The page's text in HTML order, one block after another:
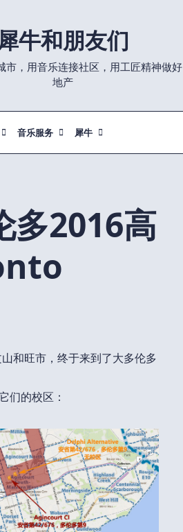
牛和朋友们
市，用音乐连接社区，用工匠精神做好
地产
音乐服务 犀牛
多2016高
和旺市，终于来到了大多伦多
们的校区：